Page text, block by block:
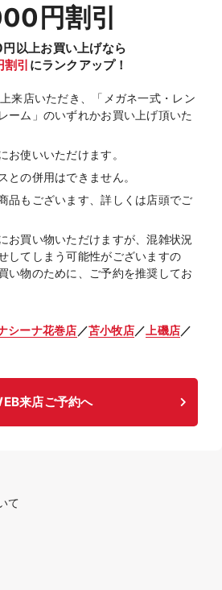
円割引
以上お買い上げなら
引 にランクアップ！
来店いただき、「メガネ一式・レン
ーム」のいずれかお買い上げ頂いた
お使いいただけます。
との併用はできません。
品もございます、詳しくは店頭でご
お買い物いただけますが、混雑状況
してしまう可能性がございますの
い物のために、ご予約を推奨してお
シーナ花巻店 ／苫小牧店／ 上磯店／
来店ご予約へ
て